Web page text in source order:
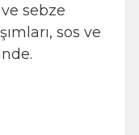
sebze
sos ve